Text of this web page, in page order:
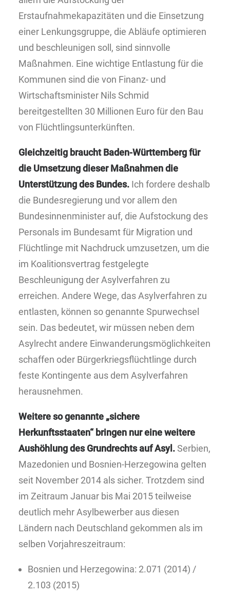
Erstaufnahmekapazitäten und die Einsetzung
einer Lenkungsgruppe, die Abläufe optimieren
und beschleunigen soll, sind sinnvolle
Maßnahmen. Eine wichtige Entlastung für die
Kommunen sind die von Finanz- und
Wirtschaftsminister Nils Schmid
bereitgestellten 30 Millionen Euro für den Bau
von Flüchtlingsunterkünften.
Gleichzeitig braucht Baden-Württemberg für
die Umsetzung dieser Maßnahmen die
Unterstützung des Bundes. Ich fordere deshalb
die Bundesregierung und vor allem den
Bundesinnenminister auf, die Aufstockung des
Personals im Bundesamt für Migration und
Flüchtlinge mit Nachdruck umzusetzen, um die
im Koalitionsvertrag festgelegte
Beschleunigung der Asylverfahren zu
erreichen. Andere Wege, das Asylverfahren zu
entlasten, können so genannte Spurwechsel
sein. Das bedeutet, wir müssen neben dem
Asylrecht andere Einwanderungsmöglichkeiten
schaffen oder Bürgerkriegsflüchtlinge durch
feste Kontingente aus dem Asylverfahren
herausnehmen.
Weitere so genannte „sichere
Herkunftsstaaten“ bringen nur eine weitere
Aushöhlung des Grundrechts auf Asyl.Serbien,
Mazedonien und Bosnien-Herzegowina gelten
seit November 2014 als sicher. Trotzdem sind
im Zeitraum Januar bis Mai 2015 teilweise
deutlich mehr Asylbewerber aus diesen
Ländern nach Deutschland gekommen als im
selben Vorjahreszeitraum:
Bosnien und Herzegowina: 2.071 (2014) /
2.103 (2015)